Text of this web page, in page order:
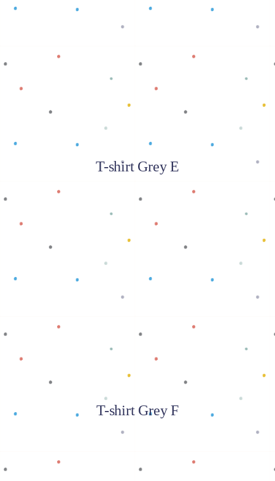
T-shirt Grey E
Baca selengkapnya
T-shirt Grey F